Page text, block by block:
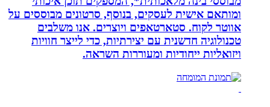
ומותאם אישית לעסקים, בנוסף, סרטונים מבוססים על
אווטר לקוח. סטארטאפים ויוצרים. אנו משלבים
טכנולוגיה חדשנית עם יצירתיות, כדי לייצר חוויות
ויזואליות ייחודיות ומעוררות השראה.